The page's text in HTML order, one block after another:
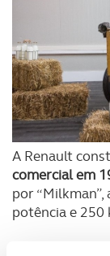
A Renault
comercial em
por
potência e 250